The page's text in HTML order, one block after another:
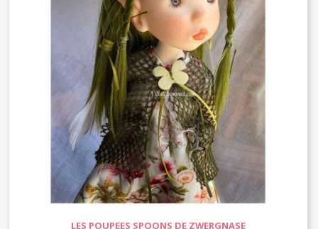
LES POUPEES SPOONS DE ZWERGNASE